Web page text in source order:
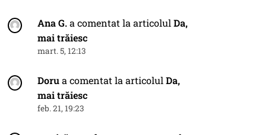
Ana G.a comentat la articolulDa,
mai trăiesc
mart. 5, 12:13
Dorua comentat la articolulDa,
mai trăiesc
feb. 21, 19:23